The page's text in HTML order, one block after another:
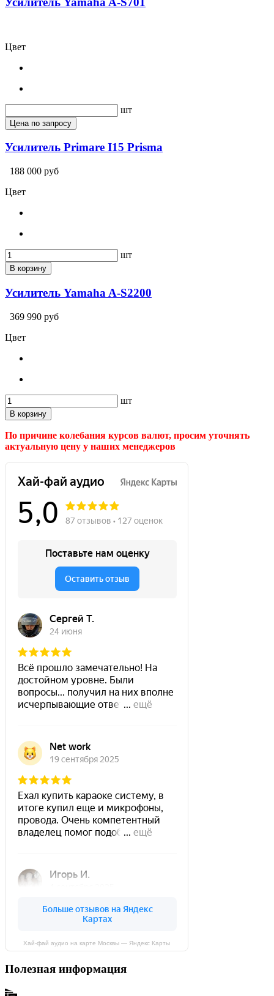
Цвет
шт
Цена по запросу
Усилитель Primare I15 Prisma
188 000 руб
Цвет
шт
В корзину
Усилитель Yamaha A-S2200
369 990 руб
Цвет
шт
В корзину
По причине колебания курсов валют, просим уточнять
актуальную цену у наших менеджеров
Хай-фай аудио на карте Москвы — Яндекс Карты
Полезная информация